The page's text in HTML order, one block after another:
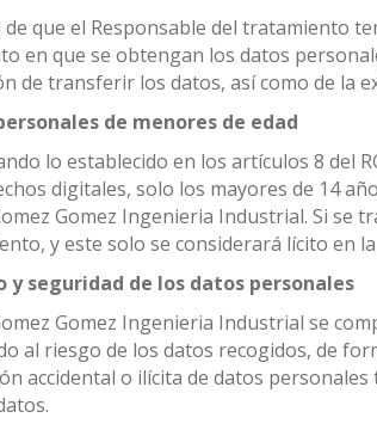
de que el Responsable del tratamiento
en que se obtengan los datos
de transferir los datos, así como de la
de menores de edad
lo establecido en los artículos 8 del
digitales, solo los mayores de 14
Gomez Ingenieria Industrial. Si se
y este solo se considerará lícito en
y seguridad de los datos personales
Gomez Ingenieria Industrial se
al riesgo de los datos recogidos, de
accidental o ilícita de datos